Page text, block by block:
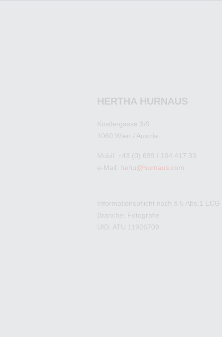
HERTHA HURNAUS
Köstlergasse 3/9
1060 Wien / Austria
Mobil: +43 (0) 699 / 104 417 33
e-Mail: hehu@hurnaus.com
Informationspflicht nach § 5 Abs.1 ECG
Branche: Fotografie
UID: ATU 11926709